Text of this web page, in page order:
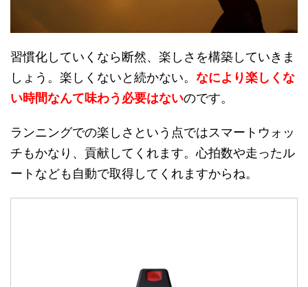
習慣化していくなら断然、楽しさを構築していきま
しょう。楽しくないと続かない。 なにより楽しくな
い時間なんて味わう必要はないのです。
ランニングでの楽しさという点ではスマートウォッ
チもかなり、貢献してくれます。心拍数や走ったル
ートなども自動で取得してくれますからね。